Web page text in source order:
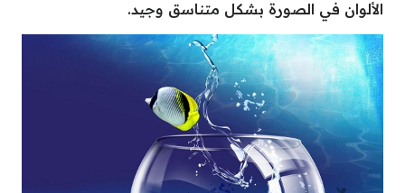
الألوان في الصورة بشكل متناسق وجيد.